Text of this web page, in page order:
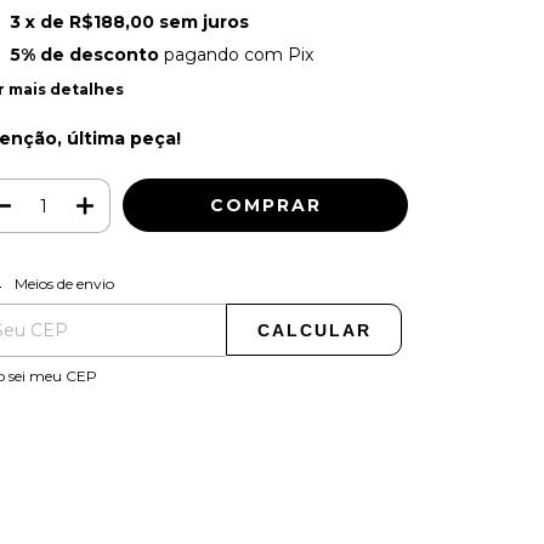
3 x de R$188,00 sem juros
5% de descontopagando com Pix
mais detalhes
última peça!
para o CEP:
Meios de envio
CALCULAR
sei meu CEP